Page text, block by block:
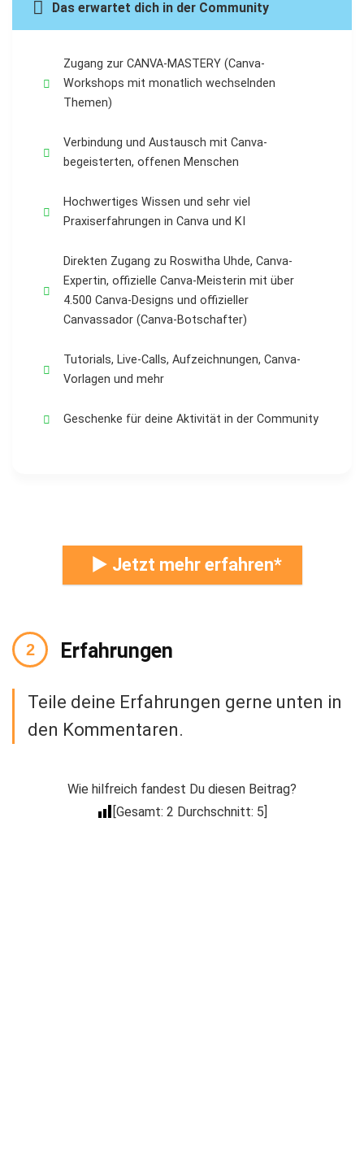
Das erwartet dich in der Community
Zugang zur CANVA-MASTERY (Canva-
Workshops mit monatlich wechselnden
Themen)
Verbindung und Austausch mit Canva-
begeisterten, offenen Menschen
Hochwertiges Wissen und sehr viel
Praxiserfahrungen in Canva und KI
Direkten Zugang zu Roswitha Uhde, Canva-
Expertin, offizielle Canva-Meisterin mit über
4.500 Canva-Designs und offizieller
Canvassador (Canva-Botschafter)
Tutorials, Live-Calls, Aufzeichnungen, Canva-
Vorlagen und mehr
Geschenke für deine Aktivität in der Community
► Jetzt mehr erfahren
Erfahrungen
Teile deine Erfahrungen gerne unten in
den Kommentaren.
Wie hilfreich fandest Du diesen Beitrag?
[Gesamt: 2 Durchschnitt: 5]